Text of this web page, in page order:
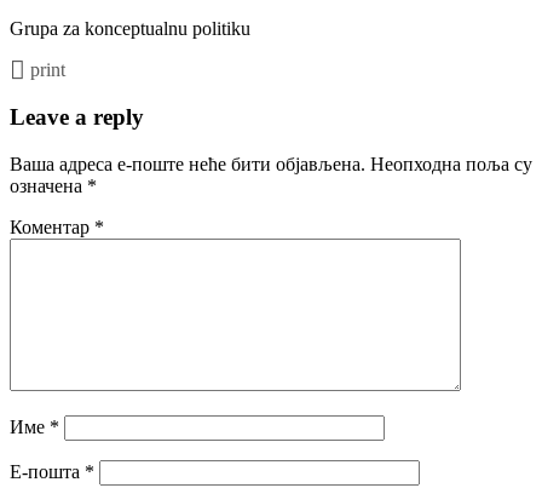
Grupa za konceptualnu politiku
print
Leave a reply
Ваша адреса е-поште неће бити објављена. Неопходна поља су
означена *
Коментар *
Име *
Е-пошта *